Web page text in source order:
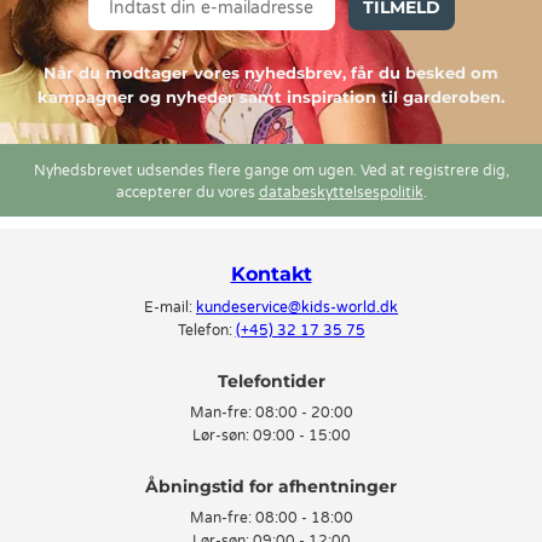
TILMELD
Når du modtager vores nyhedsbrev, får du besked om
kampagner og nyheder samt inspiration til garderoben.
Nyhedsbrevet udsendes flere gange om ugen. Ved at registrere dig,
accepterer du vores databeskyttelsespolitik.
Kontakt
E-mail: kundeservice@kids-world.dk
Telefon: (+45) 32 17 35 75
Telefontider
Man-fre: 08:00 - 20:00
Lør-søn: 09:00 - 15:00
Man-fre: 08:00 - 18:00